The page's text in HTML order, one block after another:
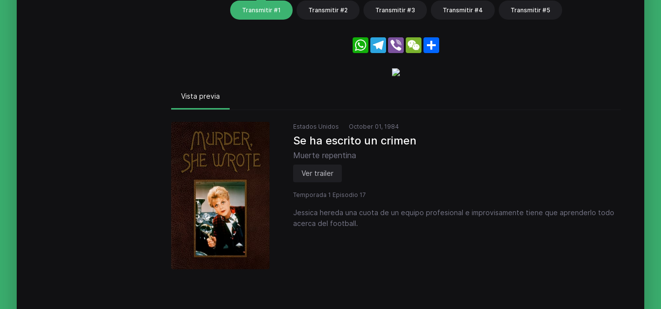
Transmitir #1 Transmitir #2 Transmitir #3 Transmitir #4 Transmitir #5
WhatsApp
Telegram
Viber WeChat
Vista previa
Estados Unidos October 01, 1984
Se ha escrito un crimen
Muerte repentina
Ver trailer
Temporada 1 Episodio 17
Jessica hereda una cuota de un equipo profesional e improvisamente tiene que aprenderlo todo
acerca del football.